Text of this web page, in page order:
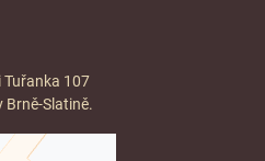
Tuřanka 107
Brně-Slatině.